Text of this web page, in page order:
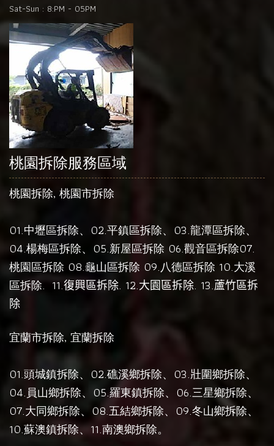
Sat-Sun : 8:PM - 05PM
桃園拆除服務區域
桃園拆除, 桃園市拆除
01.中壢區拆除、02.平鎮區拆除、03.龍潭區拆除、
04.楊梅區拆除、05.新屋區拆除 06.觀音區拆除07.
桃園區拆除 08.龜山區拆除 09.八德區拆除 10.大溪
區拆除. 11.復興區拆除. 12.大園區拆除. 13.蘆竹區拆
除
宜蘭市拆除, 宜蘭拆除
01.頭城鎮拆除、02.礁溪鄉拆除、03.壯圍鄉拆除、
04.員山鄉拆除、05.羅東鎮拆除、06.三星鄉拆除、
07.大同鄉拆除、08.五結鄉拆除、09.冬山鄉拆除、
10.蘇澳鎮拆除、11.南澳鄉拆除。